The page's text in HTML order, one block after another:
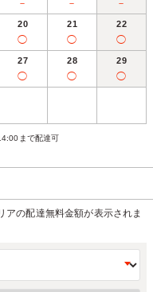
－ － －
20
◯
21
◯
22
◯
27
◯
28
◯
29
◯
まで配達可
アの配達無料金額が表示されま